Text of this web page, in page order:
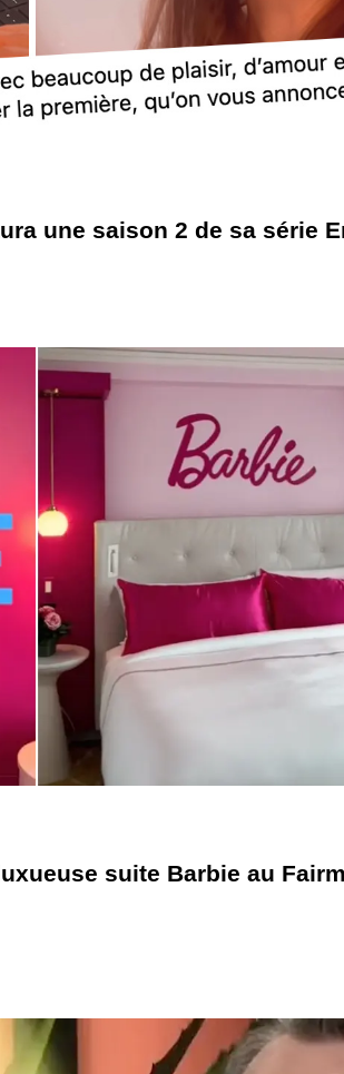
une saison 2 de sa série
suite Barbie au